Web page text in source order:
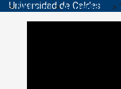
>Noticias>Actualidad >
Pueblo” graduará 170
Universidad de Caldas